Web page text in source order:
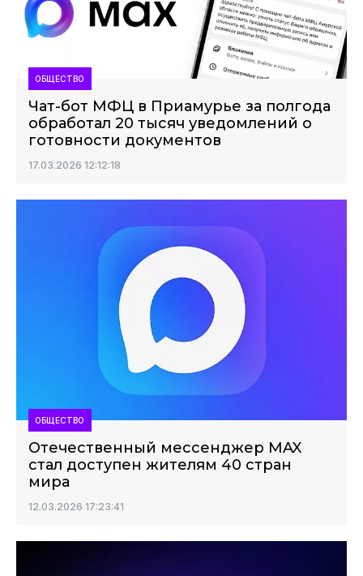
ОБЩЕСТВО
Чат-бот МФЦ в Приамурье за полгода
обработал 20 тысяч уведомлений о
готовности документов
17.03.2026 12:12:18
ОБЩЕСТВО
Отечественный мессенджер MAX
стал доступен жителям 40 стран
мира
12.03.2026 17:23:41